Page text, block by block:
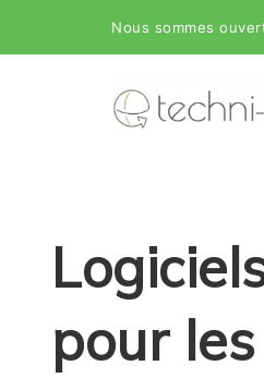
Nous sommes
pour